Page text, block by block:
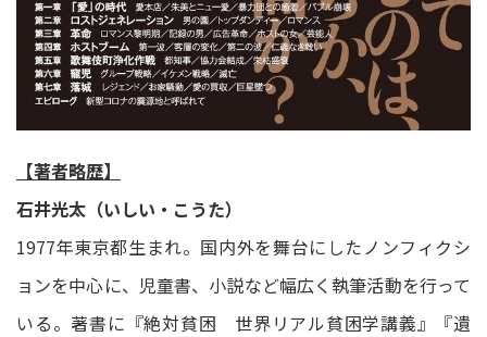
【著者略歴】
石井光太（いしい・こうた）
1977年東京都生まれ。国内外を舞台にしたノンフィクシ
ョンを中心に、児童書、小説など幅広く執筆活動を行って
いる。著書に『絶対貧困 世界リアル貧困学講義』『遺